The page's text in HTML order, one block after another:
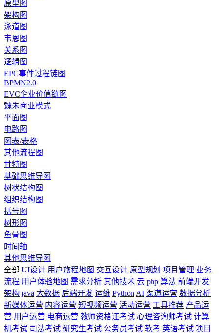
原型图
架构图
泳道图
韦恩图
关系图
逻辑图
EPC事件过程链图
BPMN2.0
EVC企业价值链图
魏朱商业模式
平面图
电路图
图表/表格
其他流程图
甘特图
基础思维导图
树状结构图
组织结构图
括号图
树形图
鱼骨图
时间轴
其他思维导图
全部 UI设计 用户旅程地图 交互设计 原型规划 项目管理 业务
流程 用户体验地图 需求分析 其他技术 云 php 算法 前端开发
架构 java 大数据 后端开发 运维 Python AI 渠道运营 数据分析
新媒体运营 内容运营 短视频运营 活动运营 工具推荐 产品运
营 用户运营 电商运营 教师资格证考试 心理咨询师考试 计算
机考试 司法考试 研究生考试 公务员考试 软考 英语考试 项目